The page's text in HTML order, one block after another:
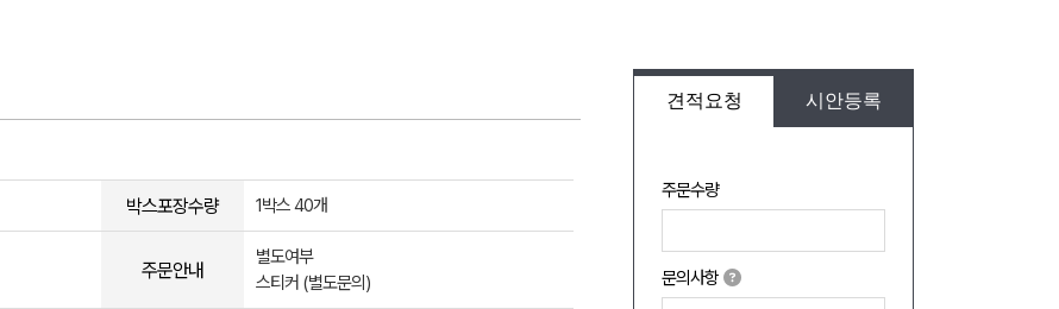
견적요청 시안등록
주문수량
문의사항
박스포장수량 1박스 40개
주문안내
별도여부
스티커 (별도문의)